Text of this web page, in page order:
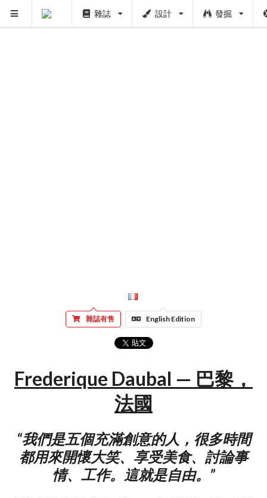
雜誌 設計 發掘
雜誌有售 English Edition
Frederique Daubal — 巴黎，
法國
“我們是五個充滿創意的人，很多時間
都用來開懷大笑、享受美食、討論事
情、工作。這就是自由。”